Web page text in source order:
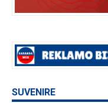
SUVENIRE